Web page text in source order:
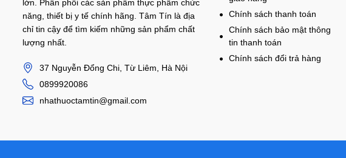
lớn. Phân phối các sản phẩm thực phẩm chức
năng, thiết bị y tế chính hãng. Tâm Tín là địa
chỉ tin cậy để tìm kiếm những sản phẩm chất
lượng nhất.
37 Nguyễn Đổng Chi, Từ Liêm, Hà Nội
0899920086
nhathuoctamtin@gmail.com
Chính sách thanh toán
Chính sách bảo mật thông
tin thanh toán
Chính sách đổi trả hàng